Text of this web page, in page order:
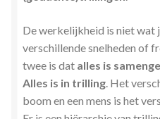
De werkelijkheid is niet wat
verschillende snelheden of
twee is dat alles is
Alles is in trilling. Het
boom en een mens is het